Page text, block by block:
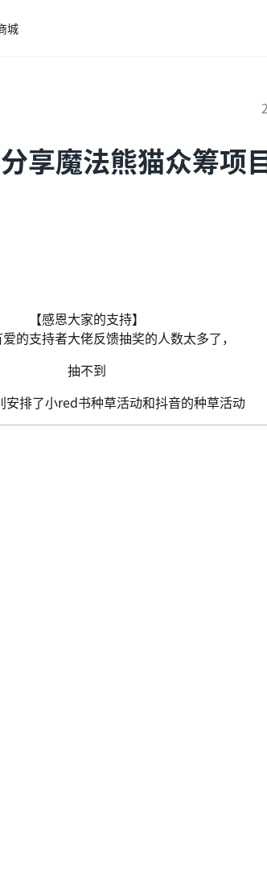
城
享魔法熊猫众筹项
【感恩大家的支持】
的支持者大佬反馈抽奖的人数太多了，
抽不到
安排了小red书种草活动和抖音的种草活动